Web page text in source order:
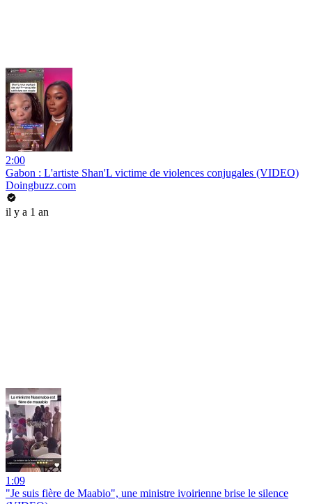
2:00
Gabon : L'artiste Shan'L victime de violences conjugales (VIDEO)
Doingbuzz.com
il y a 1 an
1:09
"Je suis fière de Maabio", une ministre ivoirienne brise le silence